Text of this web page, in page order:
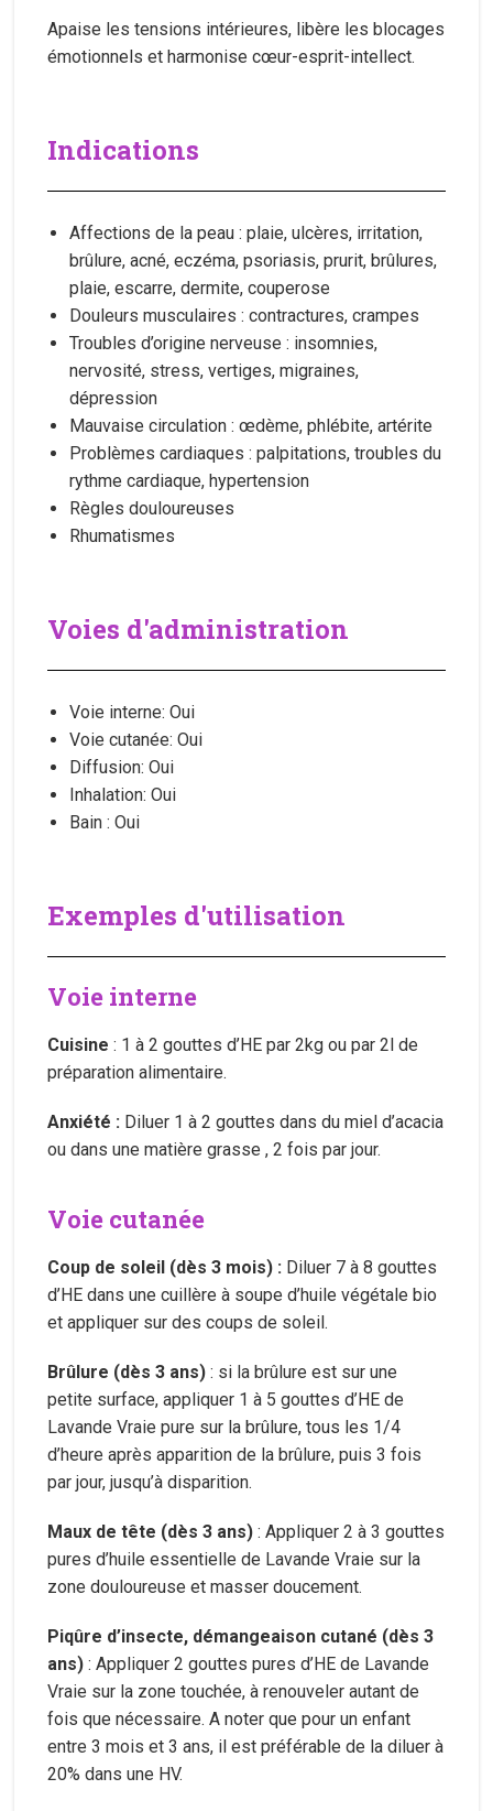
Apaise les tensions intérieures, libère les blocages
émotionnels et harmonise cœur-esprit-intellect.
Indications
Affections de la peau : plaie, ulcères, irritation,
brûlure, acné, eczéma, psoriasis, prurit, brûlures,
plaie, escarre, dermite, couperose
Douleurs musculaires : contractures, crampes
Troubles d’origine nerveuse : insomnies,
nervosité, stress, vertiges, migraines,
dépression
Mauvaise circulation : œdème, phlébite, artérite
Problèmes cardiaques : palpitations, troubles du
rythme cardiaque, hypertension
Règles douloureuses
Rhumatismes
Voies d'administration
Voie interne: Oui
Voie cutanée: Oui
Diffusion: Oui
Inhalation: Oui
Bain : Oui
Exemples d'utilisation
Voie interne
Cuisine: 1 à 2 gouttes d’HE par 2kg ou par 2l de
préparation alimentaire.
Anxiété : Diluer 1 à 2 gouttes dans du miel d’acacia
ou dans une matière grasse , 2 fois par jour.
Voie cutanée
Coup de soleil (dès 3 mois) : Diluer 7 à 8 gouttes
d’HE dans une cuillère à soupe d’huile végétale bio
et appliquer sur des coups de soleil.
Brûlure (dès 3 ans) : si la brûlure est sur une
petite surface, appliquer 1 à 5 gouttes d’HE de
Lavande Vraie pure sur la brûlure, tous les 1/4
d’heure après apparition de la brûlure, puis 3 fois
par jour, jusqu’à disparition.
Maux de tête (dès 3 ans) : Appliquer 2 à 3 gouttes
pures d’huile essentielle de Lavande Vraie sur la
zone douloureuse et masser doucement.
Piqûre d’insecte, démangeaison cutané (dès 3
ans) : Appliquer 2 gouttes pures d’HE de Lavande
Vraie sur la zone touchée, à renouveler autant de
fois que nécessaire. A noter que pour un enfant
entre 3 mois et 3 ans, il est préférable de la diluer à
20% dans une HV.